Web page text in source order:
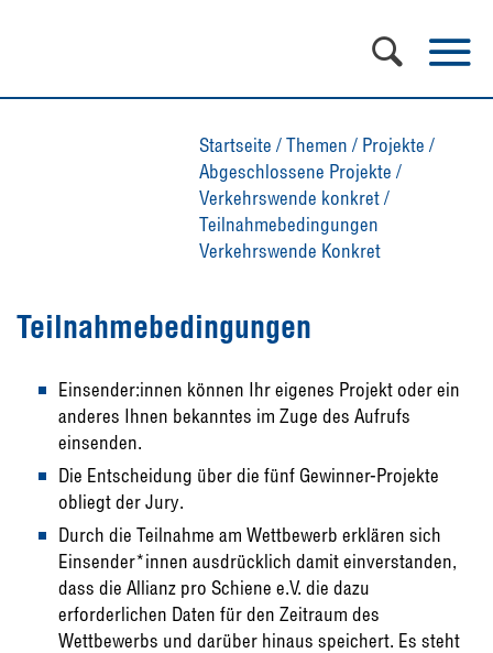
Startseite /Themen / Projekte /
Abgeschlossene Projekte /
Verkehrswende konkret/
Teilnahmebedingungen
Verkehrswende Konkret
Teilnahmebedingungen
Einsender:innen können Ihr eigenes Projekt oder ein
anderes Ihnen bekanntes im Zuge des Aufrufs
einsenden.
Die Entscheidung über die fünf Gewinner-Projekte
obliegt der Jury.
Durch die Teilnahme am Wettbewerb erklären sich
Einsender*innen ausdrücklich damit einverstanden,
dass die Allianz pro Schiene e.V. die dazu
erforderlichen Daten für den Zeitraum des
Wettbewerbs und darüber hinaus speichert. Es steht